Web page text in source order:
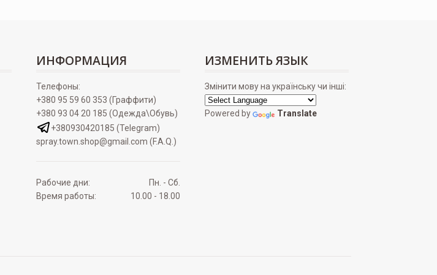
ИНФОРМАЦИЯ
Телефоны:
+380 95 59 60 353 (Граффити)
+380 93 04 20 185 (Одежда\Обувь)
+380930420185 (Telegram)
spray.town.shop@gmail.com (F.A.Q.)
Рабочие дни:
Пн. - Сб.
Время работы:
10.00 - 18.00
ИЗМЕНИТЬ ЯЗЫК
Змінити мову на українську чи інші:
Powered by Translate